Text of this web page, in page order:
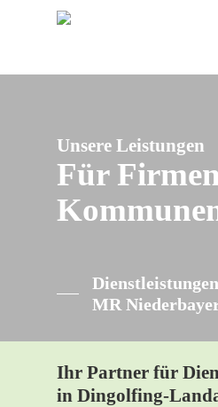
Unsere Leistungen
Für
MR
Ihr Partner für
in Dingolfing-